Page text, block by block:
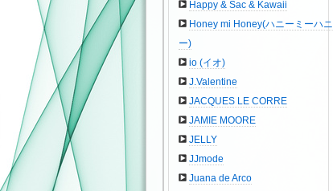
Happy & Sac & Kawaii
Honey mi Honey(ハニーミーハニ
ー)
io (イオ)
J.Valentine
JACQUES LE CORRE
JAMIE MOORE
JELLY
JJmode
Juana de Arco